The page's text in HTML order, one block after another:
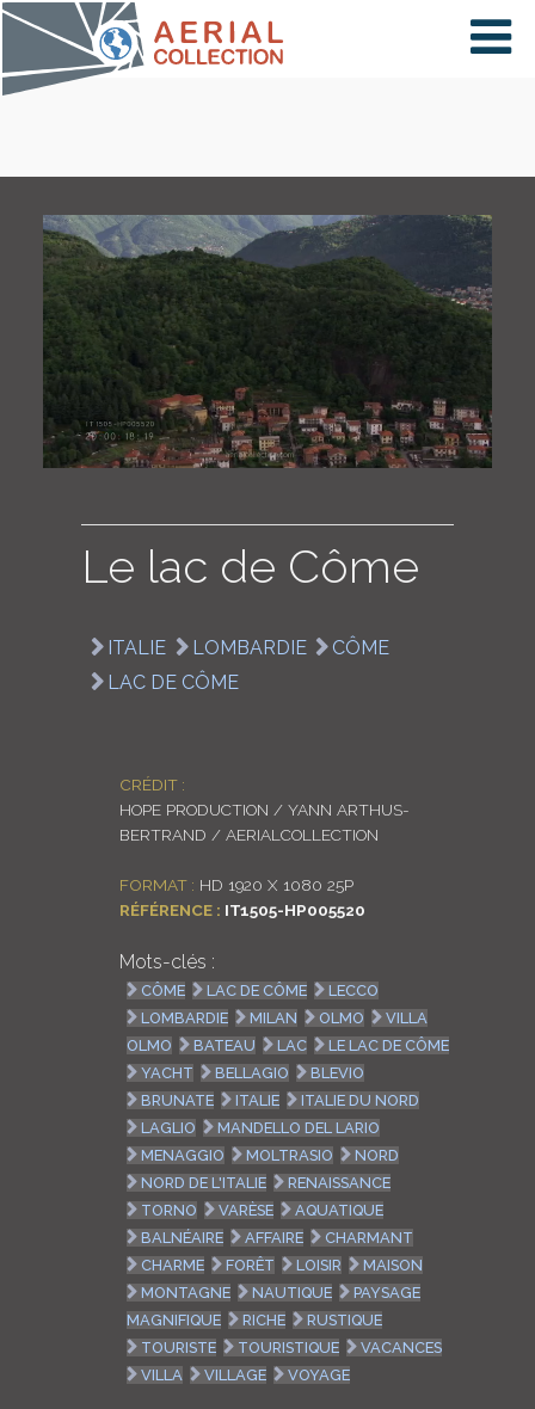
×
CARTE
COLLECTIONS
LOGIN
Le lac de Côme
ITALIE LOMBARDIE
CÔME
LAC DE CÔME
CRÉDIT :
HOPE PRODUCTION / YANN ARTHUS-
BERTRAND / AERIALCOLLECTION
FORMAT : HD 1920 X 1080 25P
RÉFÉRENCE : IT1505-HP005520
Mots-clés :
CÔME LAC DE CÔME
LECCO
LOMBARDIE
MILAN OLMO
VILLA
OLMO
BATEAU LAC
LE LAC DE CÔME
YACHT
BELLAGIO
BLEVIO
BRUNATE
ITALIE
ITALIE DU NORD
LAGLIO
MANDELLO DEL LARIO
MENAGGIO
MOLTRASIO
NORD
NORD DE L'ITALIE
RENAISSANCE
TORNO
VARÈSE
AQUATIQUE
BALNÉAIRE
AFFAIRE
CHARMANT
CHARME
FORÊT LOISIR
MAISON
MONTAGNE
NAUTIQUE
PAYSAGE
MAGNIFIQUE
RICHE
RUSTIQUE
TOURISTE
TOURISTIQUE
VACANCES
VILLA
VILLAGE VOYAGE